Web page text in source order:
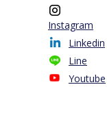
Instagram
Linkedin
Line
Youtube